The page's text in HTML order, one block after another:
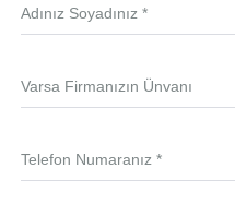
Adınız Soyadınız *
Varsa Firmanızın Ünvanı
Telefon Numaranız *